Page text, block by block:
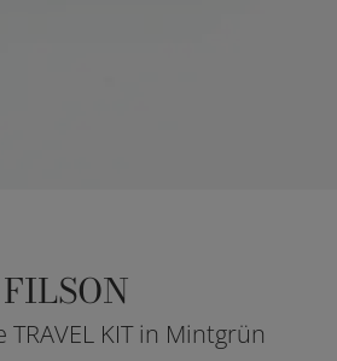
FILSON
KIT in Mintgrün